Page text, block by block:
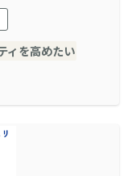
ィを高めたい